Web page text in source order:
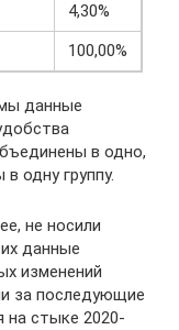
4,30%
100,00%
данные
в одно,
одну группу.
не носили
данные
изменений
за последующие
на стыке 2020-